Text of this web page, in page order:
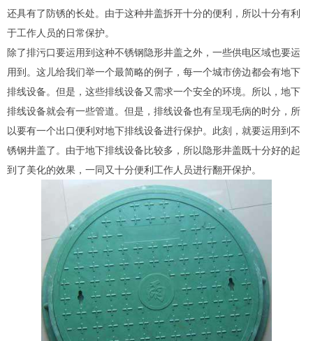
还具有了防锈的长处。由于这种井盖拆开十分的便利，所以十分有利
于工作人员的日常保护。
除了排污口要运用到这种不锈钢隐形井盖之外，一些供电区域也要运
用到。这儿给我们举一个最简略的例子，每一个城市傍边都会有地下
排线设备。但是，这些排线设备又需求一个安全的环境。所以，地下
排线设备就会有一些管道。但是，排线设备也有呈现毛病的时分，所
以要有一个出口便利对地下排线设备进行保护。此刻，就要运用到不
锈钢井盖了。由于地下排线设备比较多，所以隐形井盖既十分好的起
到了美化的效果，一同又十分便利工作人员进行翻开保护。